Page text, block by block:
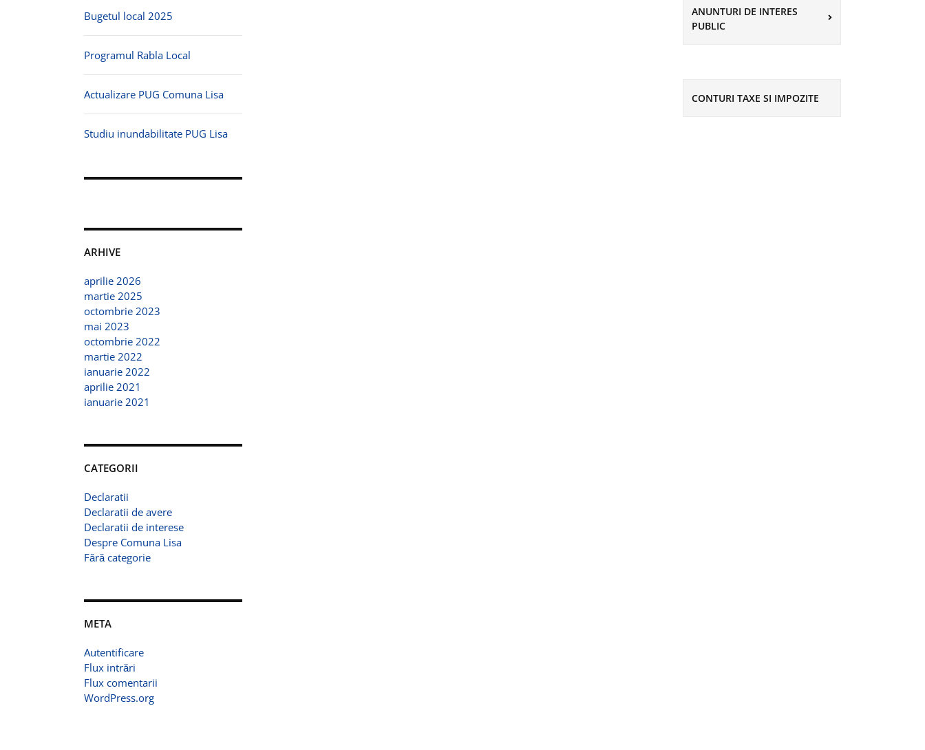
Bugetul local 2025
Programul Rabla Local
Actualizare PUG Comuna Lisa
Studiu inundabilitate PUG Lisa
ARHIVE
aprilie 2026
martie 2025
octombrie 2023
mai 2023
octombrie 2022
martie 2022
ianuarie 2022
aprilie 2021
ianuarie 2021
CATEGORII
Declaratii
Declaratii de avere
Declaratii de interese
Despre Comuna Lisa
Fără categorie
META
Autentificare
Flux intrări
Flux comentarii
WordPress.org
ANUNTURI DE INTERES
PUBLIC
CONTURI TAXE SI IMPOZITE